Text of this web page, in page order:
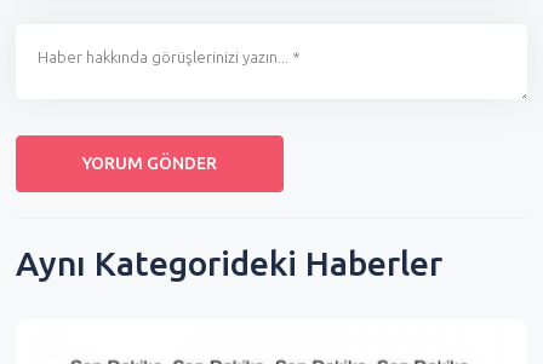
Aynı Kategorideki Haberler